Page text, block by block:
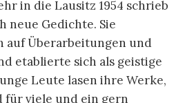
in die Lausitz 1954 schrieb
neue Gedichte. Sie
auf Überarbeitungen und
etablierte sich als geistige
Leute lasen ihre Werke,
für viele und ein gern